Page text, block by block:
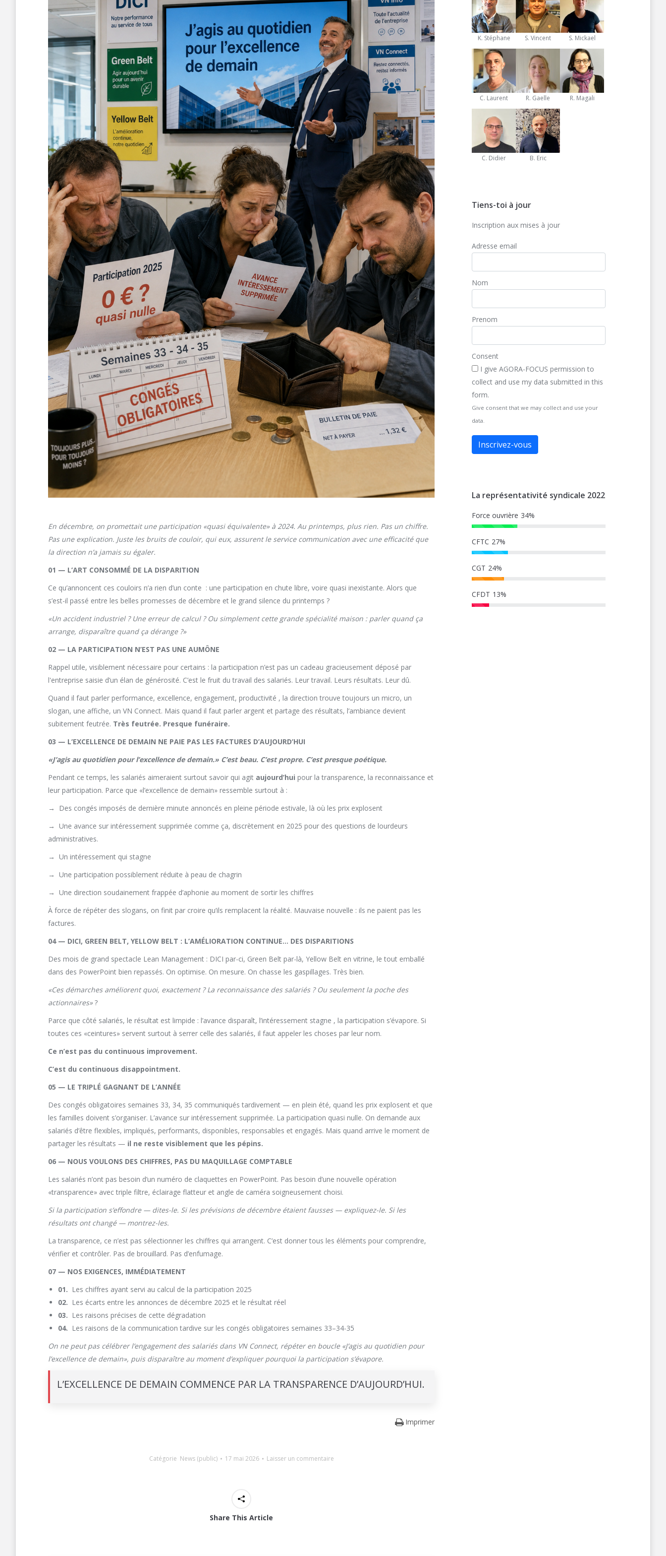
En décembre, on promettait une participation «quasi équivalente» à 2024. Au printemps, plus rien. Pas un chiffre.
Pas une explication. Juste les bruits de couloir, qui eux, assurent le service communication avec une efficacité que
la direction n’a jamais su égaler.
01 — L’ART CONSOMMÉ DE LA DISPARITION
Ce qu’annoncent ces couloirs n’a rien d’un conte : une participation en chute libre, voire quasi inexistante. Alors que
s’est-il passé entre les belles promesses de décembre et le grand silence du printemps ?
«Un accident industriel ? Une erreur de calcul ? Ou simplement cette grande spécialité maison : parler quand ça
arrange, disparaître quand ça dérange ?»
02 — LA PARTICIPATION N’EST PAS UNE AUMÔNE
Rappel utile, visiblement nécessaire pour certains : la participation n’est pas un cadeau gracieusement déposé par
l'entreprise saisie d’un élan de générosité. C’est le fruit du travail des salariés. Leur travail. Leurs résultats. Leur dû.
Quand il faut parler performance, excellence, engagement, productivité , la direction trouve toujours un micro, un
slogan, une affiche, un VN Connect. Mais quand il faut parler argent et partage des résultats, l’ambiance devient
subitement feutrée. Très feutrée. Presque funéraire.
03 — L’EXCELLENCE DE DEMAIN NE PAIE PAS LES FACTURES D’AUJOURD’HUI
«J’agis au quotidien pour l’excellence de demain.» C’est beau. C’est propre. C’est presque poétique.
Pendant ce temps, les salariés aimeraient surtout savoir qui agit aujourd’hui pour la transparence, la reconnaissance et
leur participation. Parce que «l’excellence de demain» ressemble surtout à :
→ Des congés imposés de dernière minute annoncés en pleine période estivale, là où les prix explosent
→ Une avance sur intéressement supprimée comme ça, discrètement en 2025 pour des questions de lourdeurs
administratives.
→ Un intéressement qui stagne
→ Une participation possiblement réduite à peau de chagrin
→ Une direction soudainement frappée d’aphonie au moment de sortir les chiffres
À force de répéter des slogans, on finit par croire qu’ils remplacent la réalité. Mauvaise nouvelle : ils ne paient pas les
factures.
04 — DICI, GREEN BELT, YELLOW BELT : L’AMÉLIORATION CONTINUE… DES DISPARITIONS
Des mois de grand spectacle Lean Management : DICI par-ci, Green Belt par-là, Yellow Belt en vitrine, le tout emballé
dans des PowerPoint bien repassés. On optimise. On mesure. On chasse les gaspillages. Très bien.
«Ces démarches améliorent quoi, exactement ? La reconnaissance des salariés ? Ou seulement la poche des
actionnaires» ?
Parce que côté salariés, le résultat est limpide : l’avance disparaît, l’intéressement stagne , la participation s’évapore. Si
toutes ces «ceintures» servent surtout à serrer celle des salariés, il faut appeler les choses par leur nom.
Ce n’est pas du continuous improvement.
C’est du continuous disappointment.
05 — LE TRIPLÉ GAGNANT DE L’ANNÉE
Des congés obligatoires semaines 33, 34, 35 communiqués tardivement — en plein été, quand les prix explosent et que
les familles doivent s’organiser. L’avance sur intéressement supprimée. La participation quasi nulle. On demande aux
salariés d’être flexibles, impliqués, performants, disponibles, responsables et engagés. Mais quand arrive le moment de
partager les résultats — il ne reste visiblement que les pépins.
06 — NOUS VOULONS DES CHIFFRES, PAS DU MAQUILLAGE COMPTABLE
Les salariés n’ont pas besoin d’un numéro de claquettes en PowerPoint. Pas besoin d’une nouvelle opération
«transparence» avec triple filtre, éclairage flatteur et angle de caméra soigneusement choisi.
Si la participation s’effondre — dites-le. Si les prévisions de décembre étaient fausses — expliquez-le. Si les
résultats ont changé — montrez-les.
La transparence, ce n’est pas sélectionner les chiffres qui arrangent. C’est donner tous les éléments pour comprendre,
vérifier et contrôler. Pas de brouillard. Pas d’enfumage.
07 — NOS EXIGENCES, IMMÉDIATEMENT
01. Les chiffres ayant servi au calcul de la participation 2025
02. Les écarts entre les annonces de décembre 2025 et le résultat réel
03. Les raisons précises de cette dégradation
04. Les raisons de la communication tardive sur les congés obligatoires semaines 33–34-35
On ne peut pas célébrer l’engagement des salariés dans VN Connect, répéter en boucle «J’agis au quotidien pour
l’excellence de demain», puis disparaître au moment d’expliquer pourquoi la participation s’évapore.
L’EXCELLENCE DE DEMAIN COMMENCE PAR LA TRANSPARENCE D’AUJOURD’HUI.
Imprimer
Catégorie News (public) 17 mai 2026 Laisser un commentaire
Share This Article
K. Stéphane S. Vincent S. Mickael
C. Laurent R. Gaelle R. Magali
C. Didier B. Eric
Tiens-toi à jour
Inscription aux mises à jour
Adresse email
Nom
Prenom
Consent
I give AGORA-FOCUS permission to
collect and use my data submitted in this
form.
Give consent that we may collect and use your
data.
Inscrivez-vous
La représentativité syndicale 2022
Force ouvrière 34%
CFTC 27%
CGT 24%
CFDT 13%